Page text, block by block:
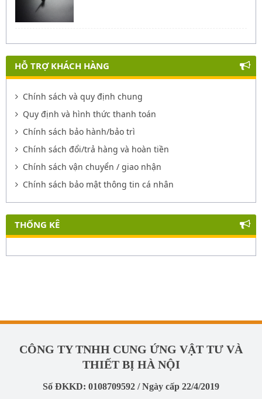
HỖ TRỢ KHÁCH HÀNG
Chính sách và quy định chung
Quy định và hình thức thanh toán
Chính sách bảo hành/bảo trì
Chính sách đổi/trả hàng và hoàn tiền
Chính sách vận chuyển / giao nhận
Chính sách bảo mật thông tin cá nhân
THỐNG KÊ
CÔNG TY TNHH CUNG ỨNG VẬT TƯ VÀ
THIẾT BỊ HÀ NỘI
Số ĐKKD: 0108709592 / Ngày cấp 22/4/2019